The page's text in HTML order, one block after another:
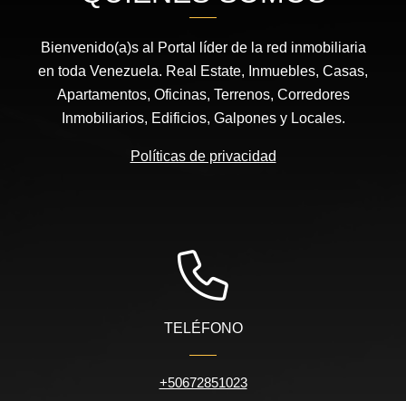
Bienvenido(a)s al Portal líder de la red inmobiliaria
en toda Venezuela. Real Estate, Inmuebles, Casas,
Apartamentos, Oficinas, Terrenos, Corredores
Inmobiliarios, Edificios, Galpones y Locales.
Políticas de privacidad
TELÉFONO
+50672851023